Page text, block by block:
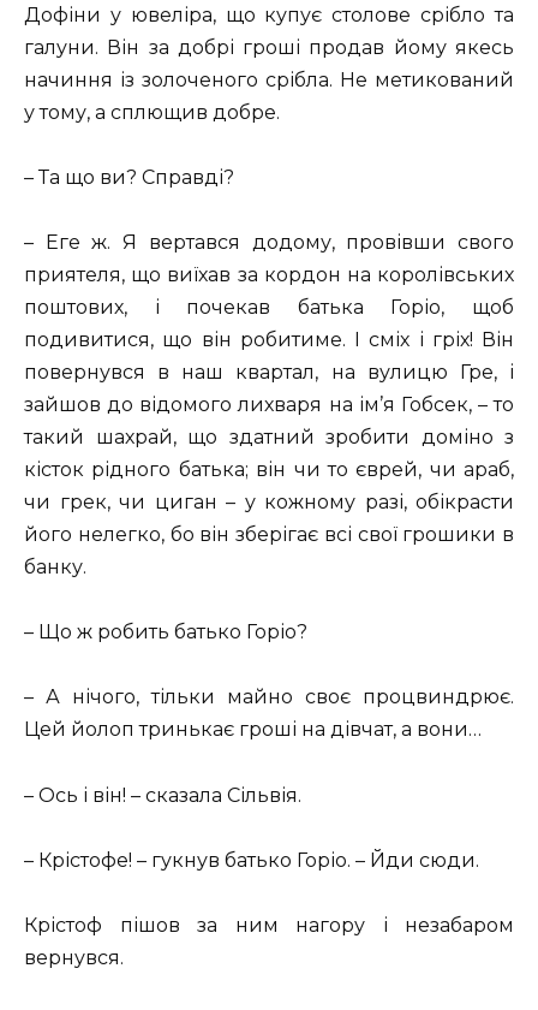
Дофіни у ювеліра, що купує столове срібло та
галуни. Він за добрі гроші продав йому якесь
начиння із золоченого срібла. Не метикований
у тому, а сплющив добре.
– Та що ви? Справді?
– Еге ж. Я вертався додому, провівши свого
приятеля, що виїхав за кордон на королівських
поштових, і почекав батька Горіо, щоб
подивитися, що він робитиме. І сміх і гріх! Він
повернувся в наш квартал, на вулицю Гре, і
зайшов до відомого лихваря на ім’я Гобсек, – то
такий шахрай, що здатний зробити доміно з
кісток рідного батька; він чи то єврей, чи араб,
чи грек, чи циган – у кожному разі, обікрасти
його нелегко, бо він зберігає всі свої грошики в
банку.
– Що ж робить батько Горіо?
– А нічого, тільки майно своє процвиндрює.
Цей йолоп тринькає гроші на дівчат, а вони…
– Ось і він! – сказала Сільвія.
– Крістофе! – гукнув батько Горіо. – Йди сюди.
Крістоф пішов за ним нагору і незабаром
вернувся.